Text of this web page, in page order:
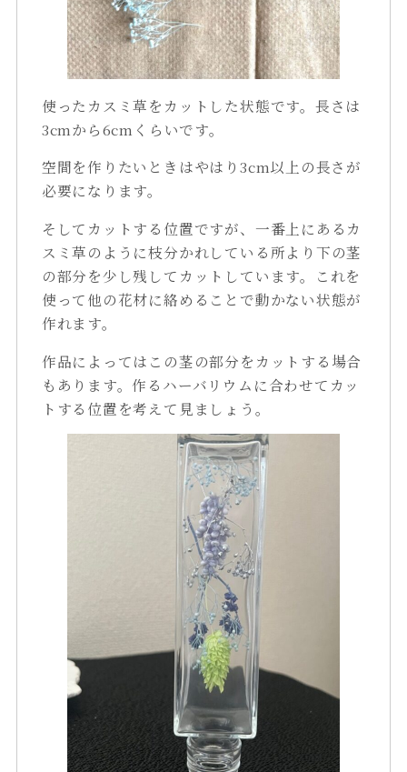
使ったカスミ草をカットした状態です。長さは
3cmから6cmくらいです。
空間を作りたいときはやはり3cm以上の長さが
必要になります。
そしてカットする位置ですが、一番上にあるカ
スミ草のように枝分かれしている所より下の茎
の部分を少し残してカットしています。これを
使って他の花材に絡めることで動かない状態が
作れます。
作品によってはこの茎の部分をカットする場合
もあります。作るハーバリウムに合わせてカッ
トする位置を考えて見ましょう。